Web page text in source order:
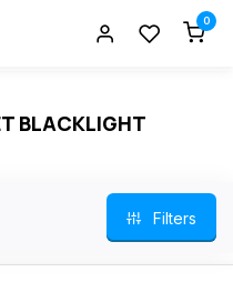
0
BLACKLIGHT
Filters